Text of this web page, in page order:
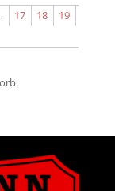
17 18
19